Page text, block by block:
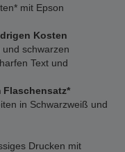
mit Epson
Kosten
schwarzen
Text und
Flaschensatz*
in Schwarzweiß und
Drucken mit